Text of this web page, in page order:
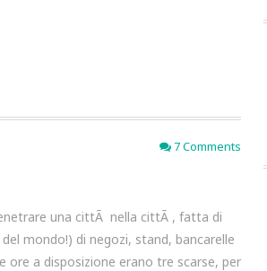
7 Comments
una cittÃ nella cittÃ , fatta di
mondo!) di negozi, stand, bancarelle
ore a disposizione erano tre scarse, per